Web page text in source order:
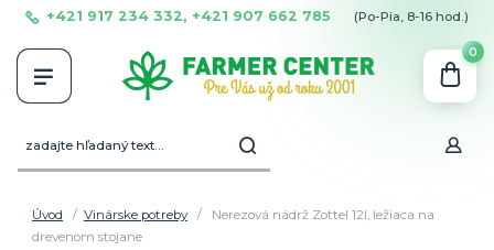
+421 917 234 332, +421 907 662 785 (Po-Pia, 8-16 hod.)
0
Úvod Vinárske potreby
Nerezová nádrž Zottel 12l, ležiaca na
drevenom stojane